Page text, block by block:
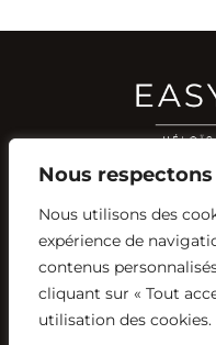
Nous
Nous utilisons des
expérience de
contenus
cliquant sur « Tout
utilisation des cookies.